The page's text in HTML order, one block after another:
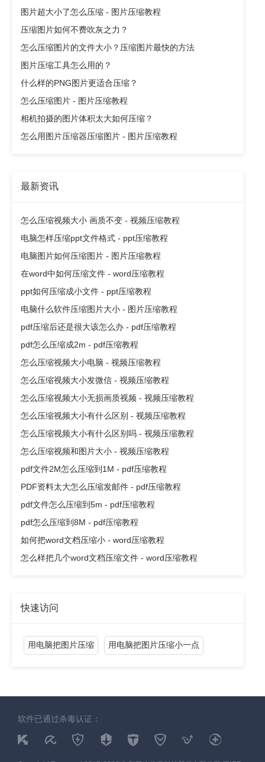
图片超大小了怎么压缩 - 图片压缩教程
压缩图片如何不费吹灰之力？
怎么压缩图片的文件大小？压缩图片最快的方法
图片压缩工具怎么用的？
什么样的PNG图片更适合压缩？
怎么压缩图片 - 图片压缩教程
相机拍摄的图片体积太大如何压缩？
怎么用图片压缩器压缩图片 - 图片压缩教程
最新资讯
怎么压缩视频大小 画质不变 - 视频压缩教程
电脑怎样压缩ppt文件格式 - ppt压缩教程
电脑图片如何压缩图片 - 图片压缩教程
在word中如何压缩文件 - word压缩教程
ppt如何压缩成小文件 - ppt压缩教程
电脑什么软件压缩图片大小 - 图片压缩教程
pdf压缩后还是很大该怎么办 - pdf压缩教程
pdf怎么压缩成2m - pdf压缩教程
怎么压缩视频大小电脑 - 视频压缩教程
怎么压缩视频大小发微信 - 视频压缩教程
怎么压缩视频大小无损画质视频 - 视频压缩教程
怎么压缩视频大小有什么区别 - 视频压缩教程
怎么压缩视频大小有什么区别吗 - 视频压缩教程
怎么压缩视频和图片大小 - 视频压缩教程
pdf文件2M怎么压缩到1M - pdf压缩教程
PDF资料太大怎么压缩发邮件 - pdf压缩教程
pdf文件怎么压缩到5m - pdf压缩教程
pdf怎么压缩到8M - pdf压缩教程
如何把word文档压缩小 - word压缩教程
怎么样把几个word文档压缩文件 - word压缩教程
快速访问
用电脑把图片压缩 用电脑把图片压缩小一点
软件已通过杀毒认证：